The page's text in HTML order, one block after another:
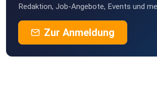
Redaktion, Job-Angebote, Events und
Zur Anmeldung